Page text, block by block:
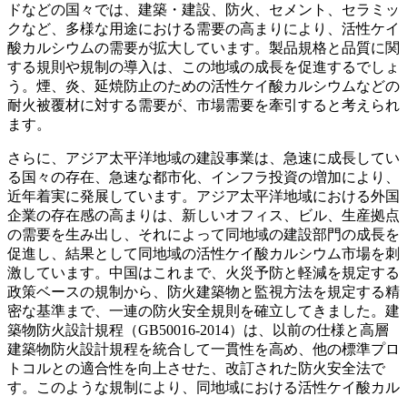
ドなどの国々では、建築・建設、防火、セメント、セラミッ
クなど、多様な用途における需要の高まりにより、活性ケイ
酸カルシウムの需要が拡大しています。製品規格と品質に関
する規則や規制の導入は、この地域の成長を促進するでしょ
う。煙、炎、延焼防止のための活性ケイ酸カルシウムなどの
耐火被覆材に対する需要が、市場需要を牽引すると考えられ
ます。
さらに、アジア太平洋地域の建設事業は、急速に成長してい
る国々の存在、急速な都市化、インフラ投資の増加により、
近年着実に発展しています。アジア太平洋地域における外国
企業の存在感の高まりは、新しいオフィス、ビル、生産拠点
の需要を生み出し、それによって同地域の建設部門の成長を
促進し、結果として同地域の活性ケイ酸カルシウム市場を刺
激しています。中国はこれまで、火災予防と軽減を規定する
政策ベースの規制から、防火建築物と監視方法を規定する精
密な基準まで、一連の防火安全規則を確立してきました。建
築物防火設計規程（GB50016-2014）は、以前の仕様と高層
建築物防火設計規程を統合して一貫性を高め、他の標準プロ
トコルとの適合性を向上させた、改訂された防火安全法で
す。このような規制により、同地域における活性ケイ酸カル